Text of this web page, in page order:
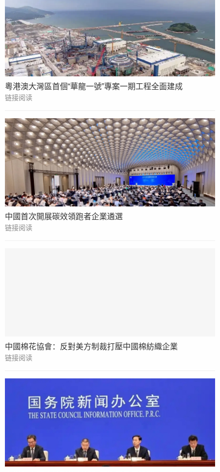
粵港澳大灣區首個“華龍一號”專案一期工程全面建成
链接阅读
中國首次開展碳效領跑者企業遴選
链接阅读
中國棉花協會：反對美方制裁打壓中國棉紡織企業
链接阅读